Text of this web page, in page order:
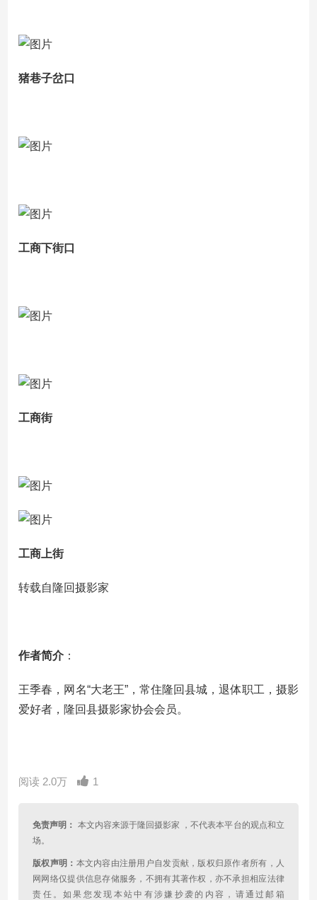
猪巷子岔口
工商下街口
工商街
工商上街
转载自隆回摄影家
作者简介 ：
王季春，网名“大老王”，常住隆回县城，退体职工，摄影
爱好者，隆回县摄影家协会会员。
阅读 2.0万 1
免责声明： 本文内容来源于隆回摄影家 ，不代表本平台的观点和立
场。
版权声明： 本文内容由注册用户自发贡献，版权归原作者所有，人
网网络仅提供信息存储服务，不拥有其著作权，亦不承担相应法律
责任。如果您发现本站中有涉嫌抄袭的内容，请通过邮箱